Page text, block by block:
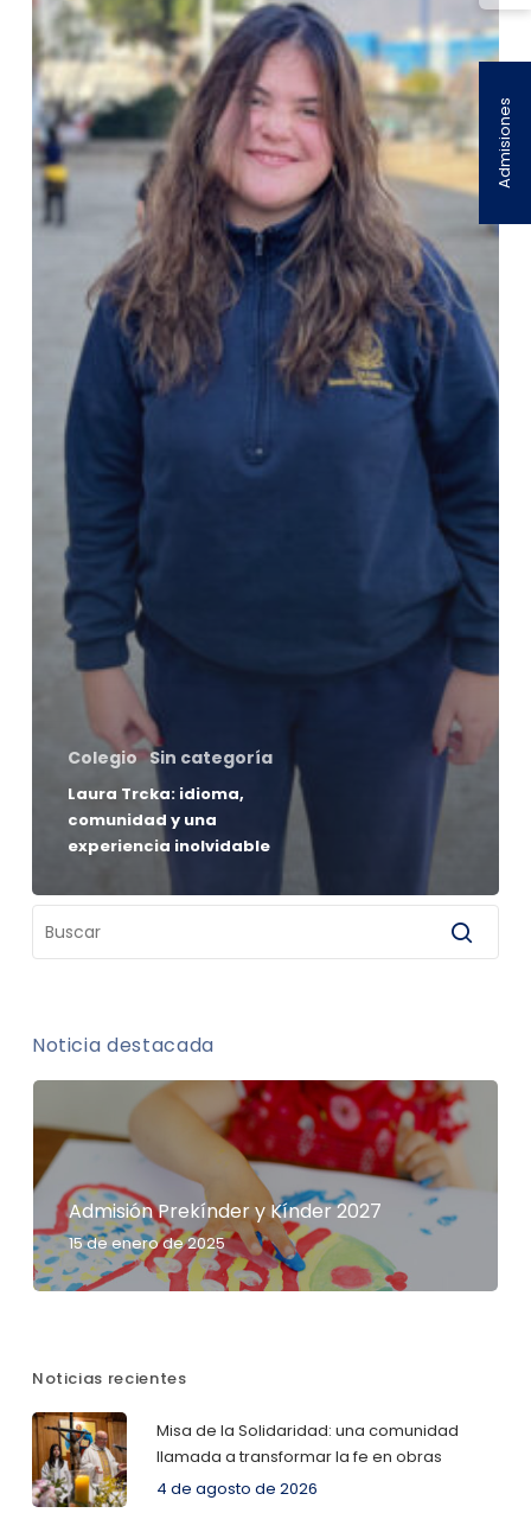
Colegio Sin categoría
Laura Trcka: idioma,
comunidad y una
experiencia inolvidable
Noticia destacada
Admisión Prekínder y Kínder 2027
15 de enero de 2025
Noticias recientes
Misa de la Solidaridad: una comunidad
llamada a transformar la fe en obras
4 de agosto de 2026
Admisiones